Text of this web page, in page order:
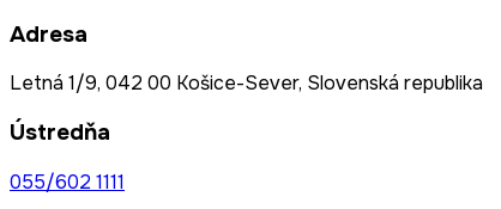
Adresa
Letná 1/9, 042 00 Košice-Sever, Slovenská republika
Ústredňa
055/602 1111